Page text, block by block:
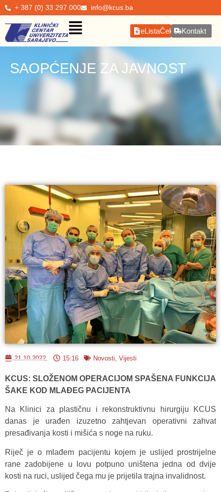
+ 387 (0) 33 297 000 info@kcus.ba
eListaČekanjaKontakt
SAOPĆENJE ZA JAVNOST
21.10.2022. 15:16 Novosti Vijesti
KCUS: SLOŽENOM OPERACIJOM SPAŠENA FUNKCIJA
ŠAKE KOD MLAĐEG PACIJENTA
Na Klinici za plastičnu i rekonstruktivnu hirurgiju KCUS
danas je urađen izuzetno zahtjevan operativni zahvat
presađivanja kosti i mišića s noge na ruku.
Riječ je o mlađem pacijentu kojem je uslijed prostrijelne
rane zadobijene u lovu potpuno uništena jedna od dvije
kosti na ruci, uslijed čega mu je prijetila trajna invalidnost.